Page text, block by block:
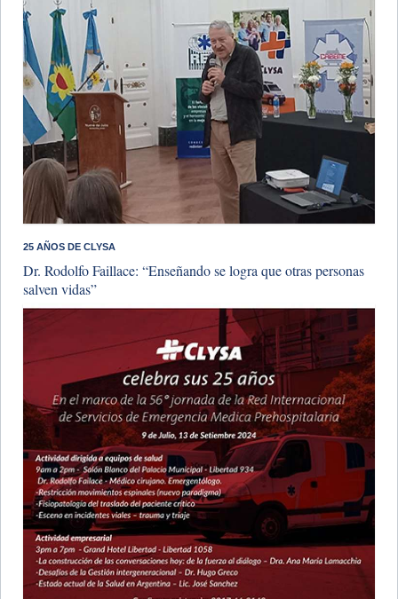
25 AÑOS DE CLYSA
Dr. Rodolfo Faillace: “Enseñando se logra que otras personas
salven vidas”